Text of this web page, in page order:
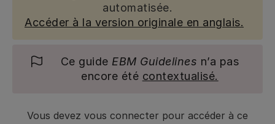
automatisée.
Accéder à la version originale en anglais.
Ce guide EBM Guidelines n’a pas
encore été contextualisé.
Vous devez vous connecter pour accéder à ce